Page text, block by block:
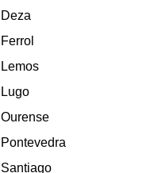
Deza
Ferrol
Lemos
Lugo
Ourense
Pontevedra
Santiago